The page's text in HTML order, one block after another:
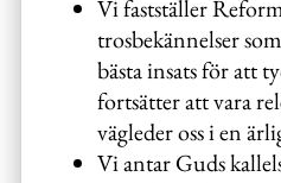
Vi fastställer
trosbekännelser
bästa insats för att
fortsätter att vara
vägleder oss i en
Vi antar Guds